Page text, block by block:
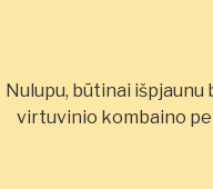
Nulupu, būtinai
virtuvinio kombaino